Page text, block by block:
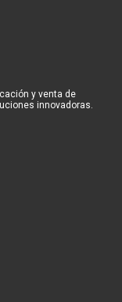
y venta de
innovadoras.